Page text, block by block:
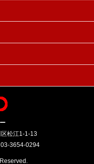
松江1-1-13
3654-0294